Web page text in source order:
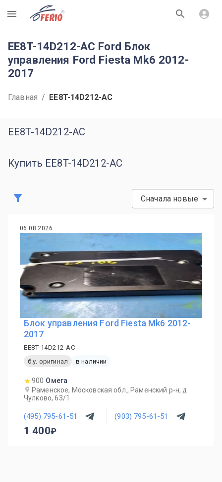
R
EE8T-14D212-AC Ford Блок
управления Ford Fiesta Mk6 2012-
2017
Главная / EE8T-14D212-AC
EE8T-14D212-AC
Купить EE8T-14D212-AC
Сначала новые
06.08.2026
Блок управления Ford Fiesta Mk6 2012-
2017
EE8T-14D212-AC
б.у. оригинал
в наличии
900 Омега
Раменское, Московская обл., Раменский р-н, д.
Чулково, 63/1
(495) 795-61-51 (903) 795-61-51
1 400